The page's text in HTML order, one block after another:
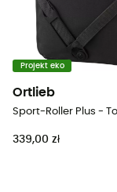
Projekt eko
Ortlieb
339,00 zł